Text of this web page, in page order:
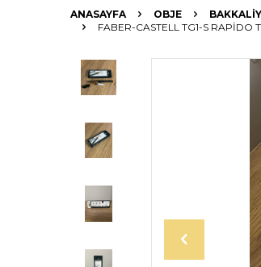
ANASAYFA OBJE
FABER-CASTELL TG1-S RAPIDO